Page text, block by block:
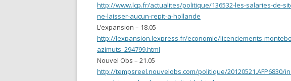
http://www.lcp.fr/actualites/politique/136532-les-salaries-de-
ne-laisser-aucun-repit-a-hollande
L’expansion – 18.05
http://lexpansion.lexpress.fr/economie/licenciements-
azimuts_294799.html
Nouvel Obs – 21.05
http://tempsreel.nouvelobs.com/politique/